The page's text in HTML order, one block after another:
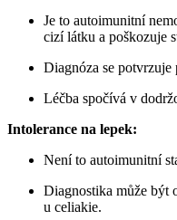
Je to autoimunitní
cizí látku a poškozuje
Diagnóza se potvrzuje
Léčba spočívá v
Intolerance na lepek:
Není to autoimunitní
Diagnostika může být
u celiakie.